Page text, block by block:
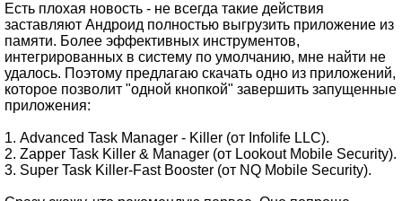
Есть плохая новость - не всегда такие действия
заставляют Андроид полностью выгрузить приложение из
памяти. Более эффективных инструментов,
интегрированных в систему по умолчанию, мне найти не
удалось. Поэтому предлагаю скачать одно из приложений,
которое позволит "одной кнопкой" завершить запущенные
приложения:
1. Advanced Task Manager - Killer (от Infolife LLC).
2. Zapper Task Killer & Manager (от Lookout Mobile Security).
3. Super Task Killer-Fast Booster (от NQ Mobile Security).